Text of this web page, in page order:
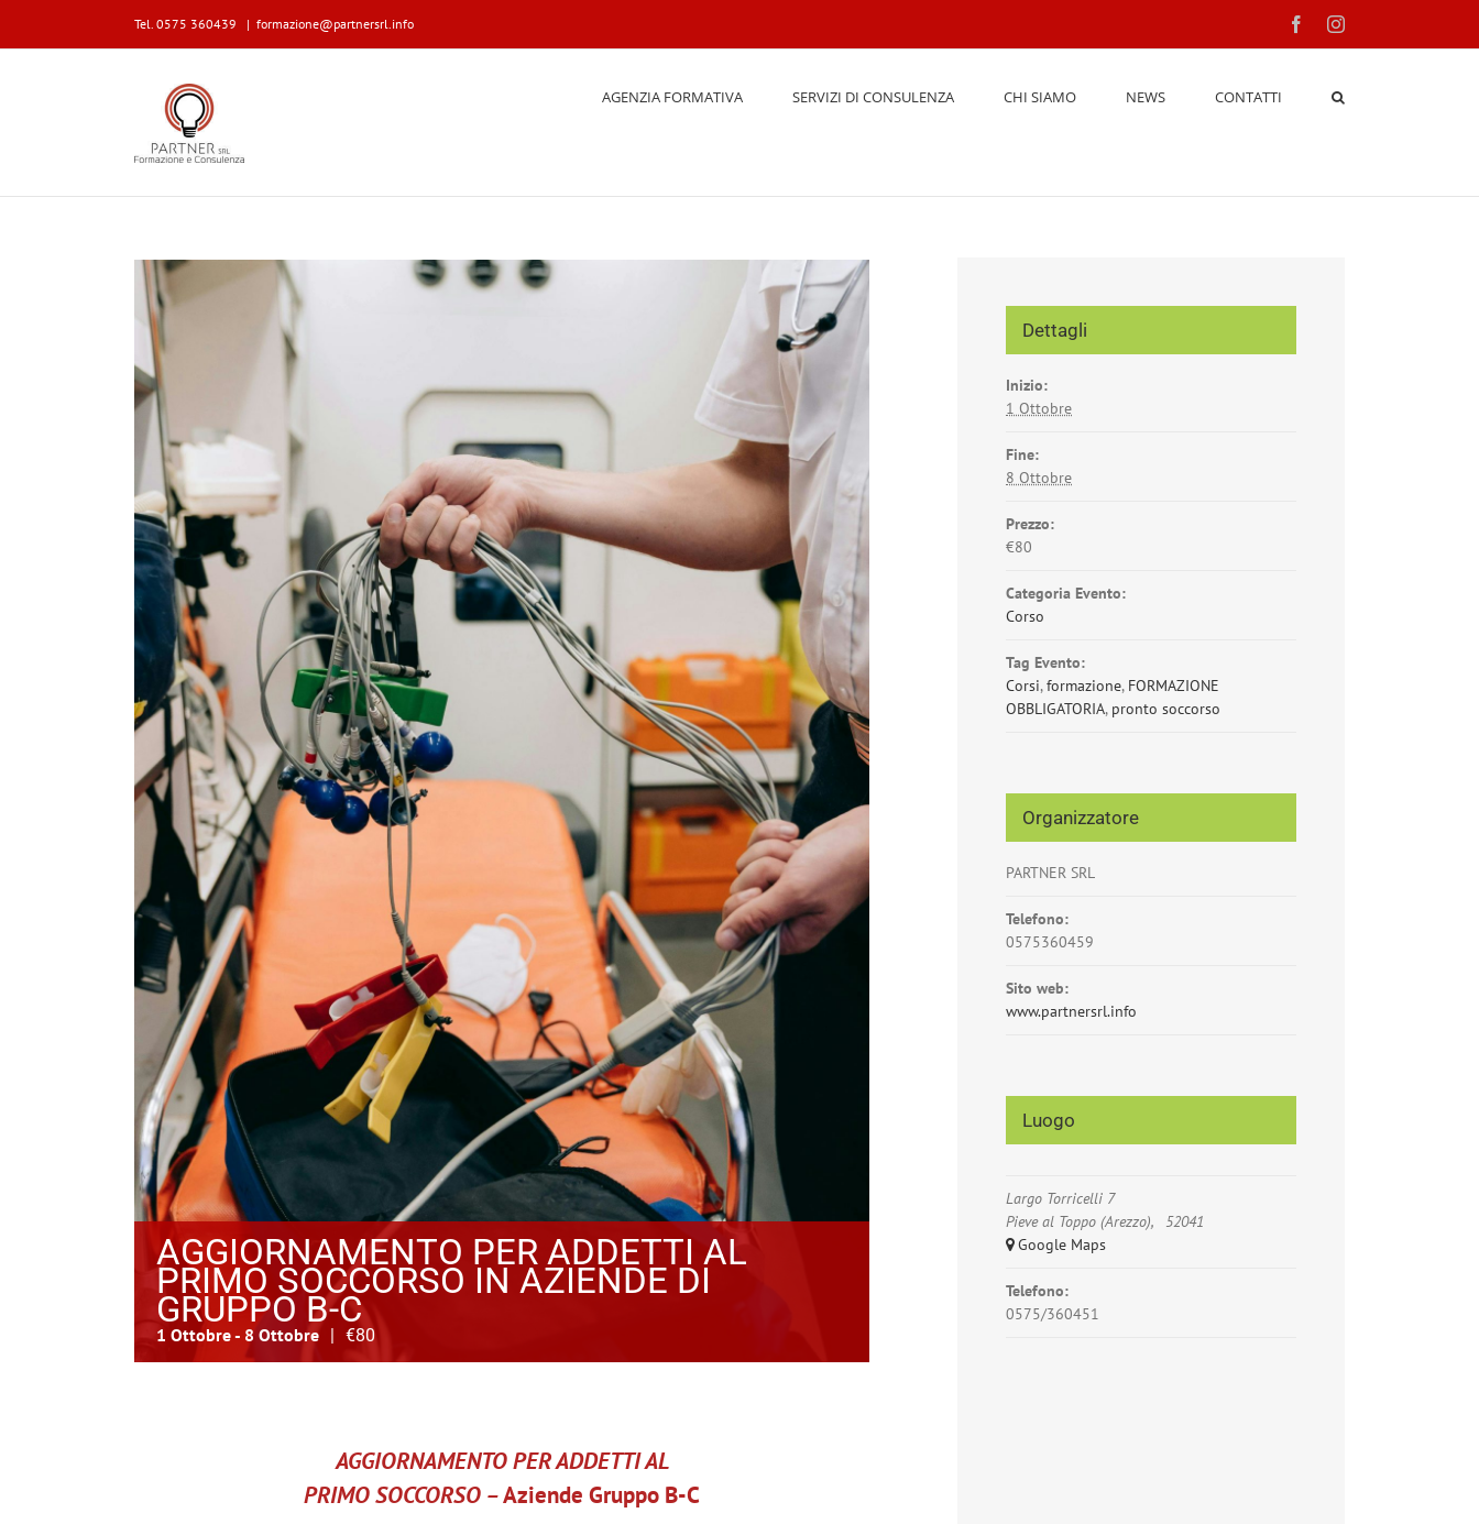
Tel. 0575 360439 | formazione@partnersrl.info FacebookInstagram
AGENZIA FORMATIVA SERVIZI DI CONSULENZA CHI SIAMO NEWS CONTATTI
AGGIORNAMENTO PER ADDETTI AL
PRIMO SOCCORSO IN AZIENDE DI
GRUPPO B-C
1 Ottobre- 8 Ottobre | €80
AGGIORNAMENTO PER ADDETTI AL
PRIMO SOCCORSO –Aziende Gruppo B-C
Dettagli
Inizio:
1 Ottobre
Fine:
8 Ottobre
Prezzo:
€80
Categoria Evento:
Corso
Tag Evento:
Corsi,formazione, FORMAZIONE
OBBLIGATORIA, pronto soccorso
Organizzatore
PARTNER SRL
Telefono:
0575360459
Sito web:
www.partnersrl.info
Luogo
Largo Torricelli 7
Pieve al Toppo (Arezzo),
52041
+ Google Maps
Telefono:
0575/360451